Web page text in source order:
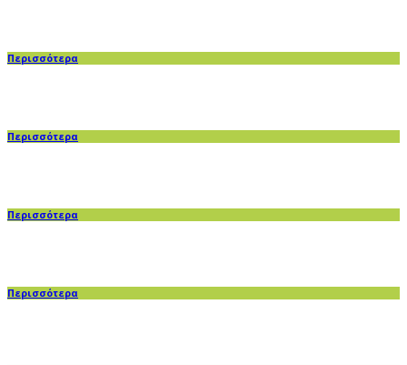
Περισσότερα
Περισσότερα
Περισσότερα
Περισσότερα